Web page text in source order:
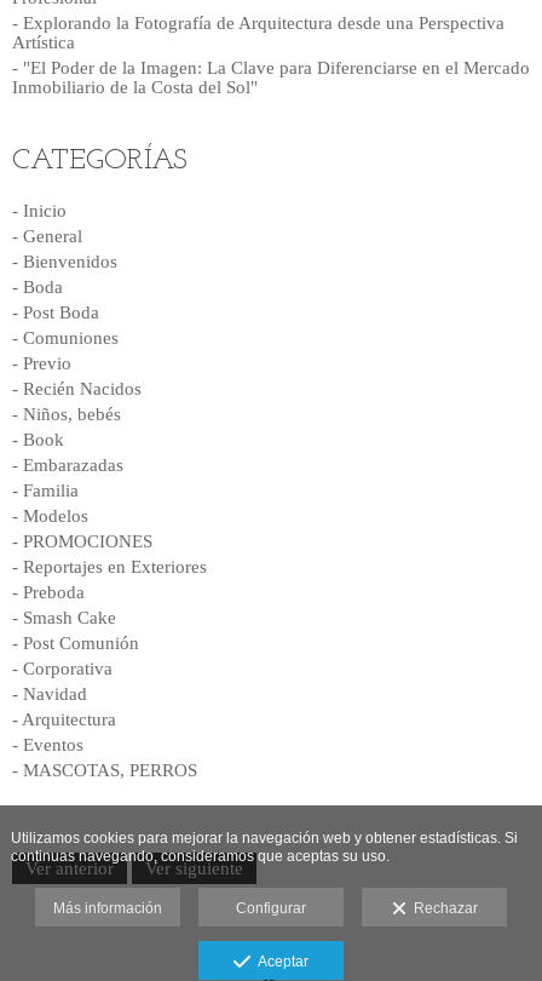
- Explorando la Fotografía de Arquitectura desde una Perspectiva
Artística
- "El Poder de la Imagen: La Clave para Diferenciarse en el Mercado
Inmobiliario de la Costa del Sol"
CATEGORÍAS
- Inicio
- General
- Bienvenidos
- Boda
- Post Boda
- Comuniones
- Previo
- Recién Nacidos
- Niños, bebés
- Book
- Embarazadas
- Familia
- Modelos
- PROMOCIONES
- Reportajes en Exteriores
- Preboda
- Smash Cake
- Post Comunión
- Corporativa
- Navidad
- Arquitectura
- Eventos
- MASCOTAS, PERROS
Ver anterior Ver siguiente
Utilizamos cookies para mejorar la navegación web y obtener estadísticas. Si
continuas navegando, consideramos que aceptas su uso.
Más información Configurar Rechazar
Aceptar